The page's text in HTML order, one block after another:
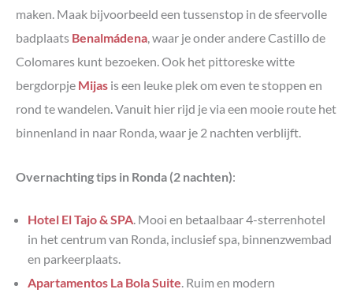
maken. Maak bijvoorbeeld een tussenstop in de sfeervolle
badplaats Benalmádena, waar je onder andere Castillo de
Colomares kunt bezoeken. Ook het pittoreske witte
bergdorpje Mijas is een leuke plek om even te stoppen en
rond te wandelen. Vanuit hier rijd je via een mooie route het
binnenland in naar Ronda, waar je 2 nachten verblijft.
Overnachting tips in Ronda (2 nachten):
Hotel El Tajo & SPA . Mooi en betaalbaar 4-sterrenhotel
in het centrum van Ronda, inclusief spa, binnenzwembad
en parkeerplaats.
Apartamentos La Bola Suite . Ruim en modern